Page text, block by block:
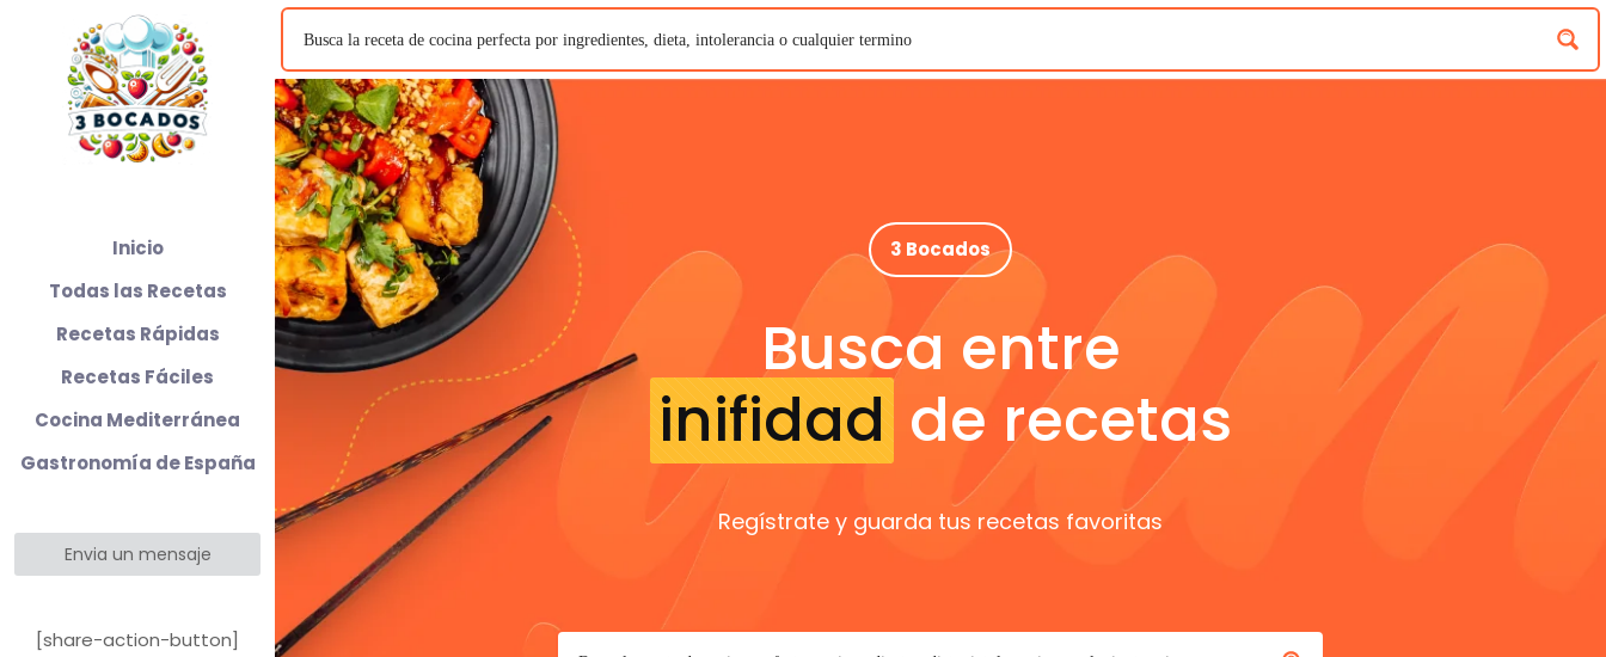
3 Bocados
Busca entre
inifidad de recetas
Regístrate y guarda tus recetas favoritas
Inicio
Todas las Recetas
Recetas Rápidas
Recetas Fáciles
Cocina Mediterránea
Gastronomía de España
Envia un mensaje
[share-action-button]